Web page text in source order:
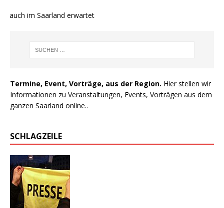
auch im Saarland erwartet
Termine, Event, Vorträge, aus der Region. Hier stellen wir
Informationen zu Veranstaltungen, Events, Vorträgen aus dem
ganzen Saarland online..
SCHLAGZEILE